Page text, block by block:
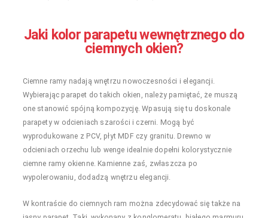
Jaki kolor parapetu wewnętrznego do
ciemnych okien?
Ciemne ramy nadają wnętrzu nowoczesności i elegancji.
Wybierając parapet do takich okien, należy pamiętać, że muszą
one stanowić spójną kompozycję. Wpasują się tu doskonale
parapety w odcieniach szarości i czerni. Mogą być
wyprodukowane z PCV, płyt MDF czy granitu. Drewno w
odcieniach orzechu lub wenge idealnie dopełni kolorystycznie
ciemne ramy okienne. Kamienne zaś, zwłaszcza po
wypolerowaniu, dodadzą wnętrzu elegancji.
W kontraście do ciemnych ram można zdecydować się także na